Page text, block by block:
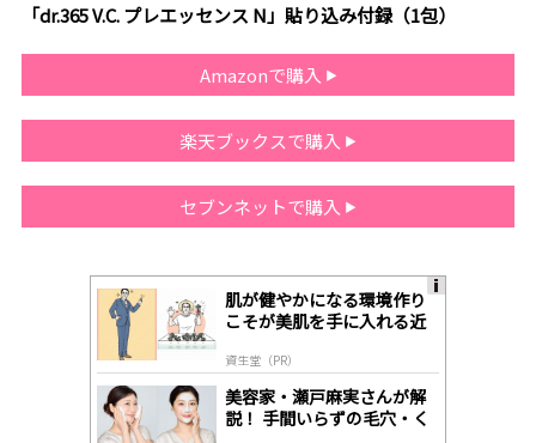
「dr.365 V.C. プレエッセンス N」貼り込み付録（1包）
Amazonで購入
楽天ブックスで購入
セブンネットで購入
肌が健やかになる環境作り
こそが美肌を手に入れる近
資生堂（PR）
美容家・瀬戸麻実さんが解
説！ 手間いらずの毛穴・く